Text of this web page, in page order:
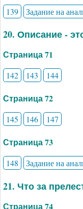
139 Задание на
20. Описание -
Страница 71
142 143 144
Страница 72
145 146 147
Страница 73
148 Задание на
21. Что за
Страница 74